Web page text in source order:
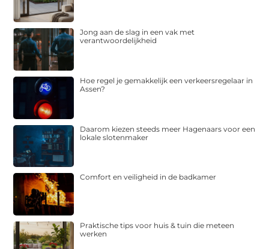
Jong aan de slag in een vak met
verantwoordelijkheid
Hoe regel je gemakkelijk een verkeersregelaar in
Assen?
Daarom kiezen steeds meer Hagenaars voor een
lokale slotenmaker
Comfort en veiligheid in de badkamer
Praktische tips voor huis & tuin die meteen
werken